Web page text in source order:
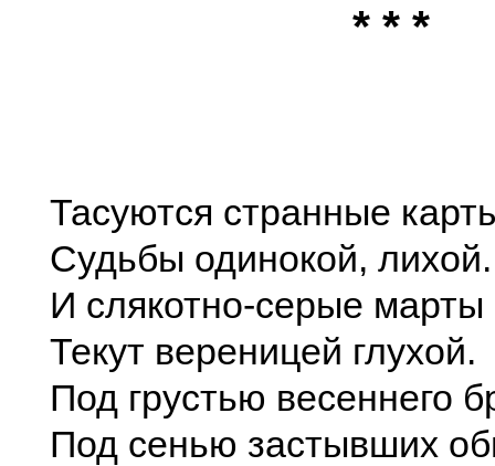
* * *
Тасуются странные
Судьбы одинокой, лихой.
И слякотно-серые марты
Текут вереницей глухой.
Под грустью весеннего
Под сенью застывших